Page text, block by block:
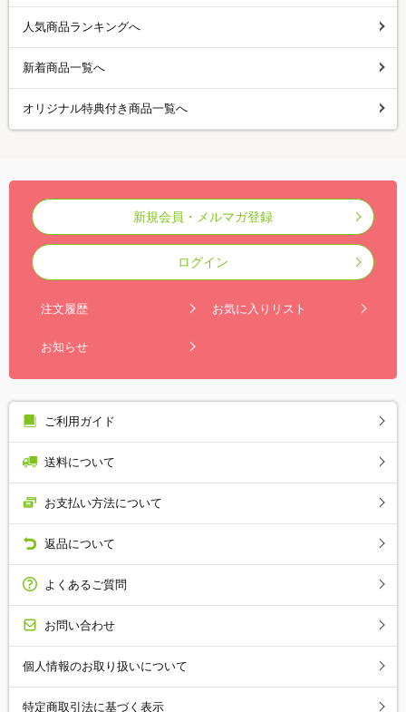
人気商品ランキングへ
新着商品一覧へ
オリジナル特典付き商品一覧へ
新規会員・メルマガ登録
ログイン
注文履歴 お気に入りリスト
お知らせ
ご利用ガイド
送料について
お支払い方法について
返品について
よくあるご質問
お問い合わせ
個人情報のお取り扱いについて
特定商取引法に基づく表示